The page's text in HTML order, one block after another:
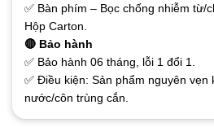
✅ Bàn phím – Bọc chống nhiễm từ/
Hộp Carton.
🔴 Bảo hành
✅ Bảo hành 06 tháng, lỗi 1 đổi 1.
✅ Điều kiện: Sản phẩm nguyên vẹn
nước/côn trùng cắn.